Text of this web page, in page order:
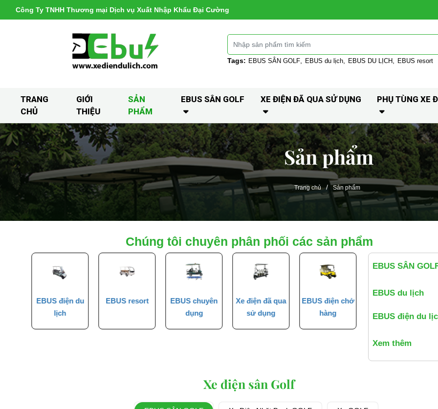
Công Ty TNHH Thương mại Dịch vụ Xuất Nhập Khẩu Đại Cường
Tags: EBUS SÂN GOLF EBUS du lịch EBUS DU LỊCH EBUS resort
TRANG
CHỦ
GIỚI
THIỆU
SẢN
PHẨM
EBUS SÂN GOLF XE ĐIỆN ĐÃ QUA SỬ DỤNG PHỤ TÙNG XE
Sản phẩm
Trang chủ / Sản phẩm
Chúng tôi chuyên phân phối các sản phẩm
EBUS điện du
lịch
EBUS resort
EBUS chuyên
dụng
Xe điện đã qua
sử dụng
EBUS điện chở
hàng
điện
EBUS SÂN
EBUS du lịch
EBUS điện du
Xem thêm
Xe điện sân Golf